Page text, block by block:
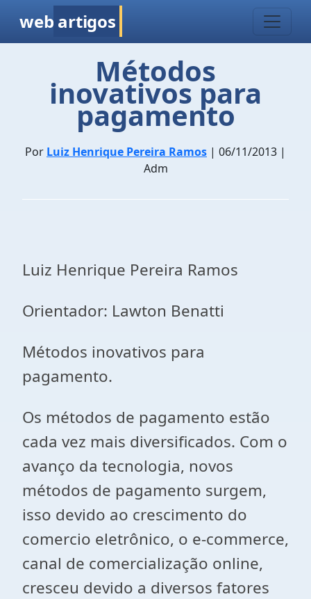
web artigos
Métodos
inovativos para
pagamento
Por Luiz Henrique Pereira Ramos | 06/11/2013 |
Adm
Luiz Henrique Pereira Ramos
Orientador: Lawton Benatti
Métodos inovativos para
pagamento.
Os métodos de pagamento estão
cada vez mais diversificados. Com o
avanço da tecnologia, novos
métodos de pagamento surgem,
isso devido ao crescimento do
comercio eletrônico, o e-commerce,
canal de comercialização online,
cresceu devido a diversos fatores